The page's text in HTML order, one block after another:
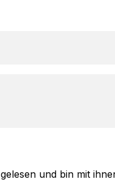
gelesen und bin mit